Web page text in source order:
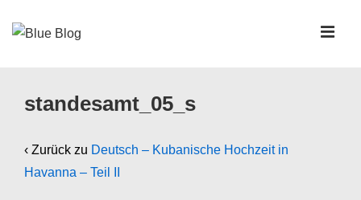
Zum
Navigation
standesamt_05_s
‹ Zurück zu Deutsch – Kubanische Hochzeit in
Havanna – Teil II